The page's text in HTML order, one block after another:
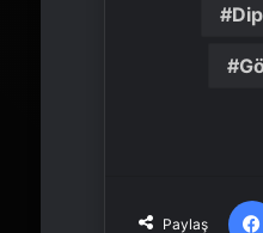
Paylaş